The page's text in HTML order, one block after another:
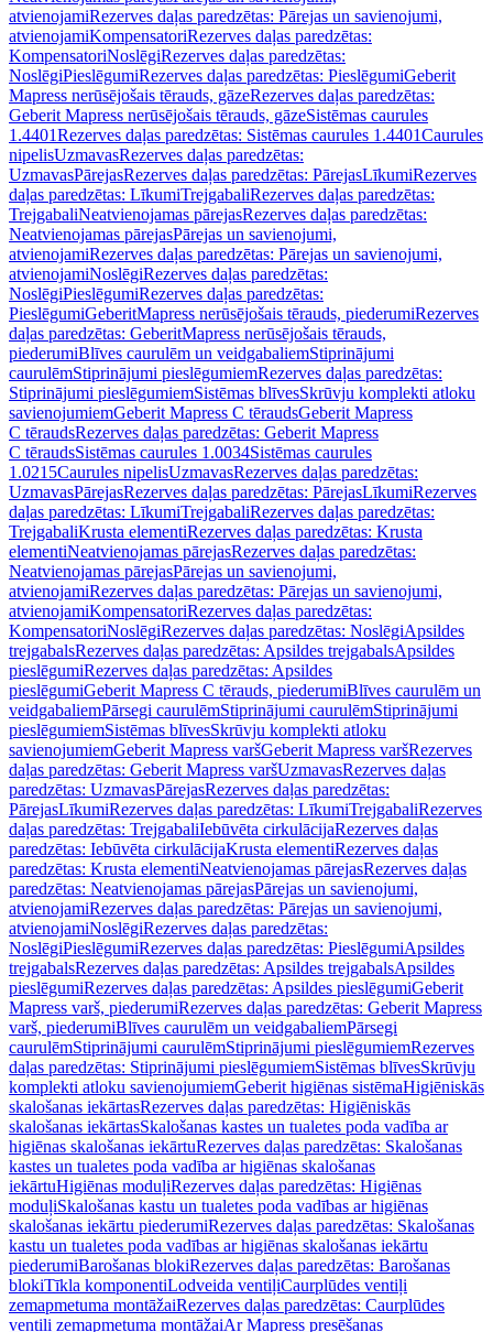
atvienojamiRezerves daļas paredzētas: Pārejas un savienojumi,
atvienojamiKompensatoriRezerves daļas paredzētas:
KompensatoriNoslēgiRezerves daļas paredzētas:
NoslēgiPieslēgumiRezerves daļas paredzētas: PieslēgumiGeberit
Mapress nerūsējošais tērauds, gāzeRezerves daļas paredzētas:
Geberit Mapress nerūsējošais tērauds, gāzeSistēmas caurules
1.4401Rezerves daļas paredzētas: Sistēmas caurules 1.4401Caurules
nipelisUzmavasRezerves daļas paredzētas:
UzmavasPārejasRezerves daļas paredzētas: PārejasLīkumiRezerves
daļas paredzētas: LīkumiTrejgabaliRezerves daļas paredzētas:
TrejgabaliNeatvienojamas pārejasRezerves daļas paredzētas:
Neatvienojamas pārejasPārejas un savienojumi,
atvienojamiRezerves daļas paredzētas: Pārejas un savienojumi,
atvienojamiNoslēgiRezerves daļas paredzētas:
NoslēgiPieslēgumiRezerves daļas paredzētas:
PieslēgumiGeberitMapress nerūsējošais tērauds, piederumiRezerves
daļas paredzētas: GeberitMapress nerūsējošais tērauds,
piederumiBlīves caurulēm un veidgabaliemStiprinājumi
caurulēmStiprinājumi pieslēgumiemRezerves daļas paredzētas:
Stiprinājumi pieslēgumiemSistēmas blīvesSkrūvju komplekti atloku
savienojumiemGeberit Mapress C tēraudsGeberit Mapress
C tēraudsRezerves daļas paredzētas: Geberit Mapress
C tēraudsSistēmas caurules 1.0034Sistēmas caurules
1.0215Caurules nipelisUzmavasRezerves daļas paredzētas:
UzmavasPārejasRezerves daļas paredzētas: PārejasLīkumiRezerves
daļas paredzētas: LīkumiTrejgabaliRezerves daļas paredzētas:
TrejgabaliKrusta elementiRezerves daļas paredzētas: Krusta
elementiNeatvienojamas pārejasRezerves daļas paredzētas:
Neatvienojamas pārejasPārejas un savienojumi,
atvienojamiRezerves daļas paredzētas: Pārejas un savienojumi,
atvienojamiKompensatoriRezerves daļas paredzētas:
KompensatoriNoslēgiRezerves daļas paredzētas: NoslēgiApsildes
trejgabalsRezerves daļas paredzētas: Apsildes trejgabalsApsildes
pieslēgumiRezerves daļas paredzētas: Apsildes
pieslēgumiGeberit Mapress C tērauds, piederumiBlīves caurulēm un
veidgabaliemPārsegi caurulēmStiprinājumi caurulēmStiprinājumi
pieslēgumiemSistēmas blīvesSkrūvju komplekti atloku
savienojumiemGeberit Mapress varšGeberit Mapress varšRezerves
daļas paredzētas: Geberit Mapress varšUzmavasRezerves daļas
paredzētas: UzmavasPārejasRezerves daļas paredzētas:
PārejasLīkumiRezerves daļas paredzētas: LīkumiTrejgabaliRezerves
daļas paredzētas: TrejgabaliIebūvēta cirkulācijaRezerves daļas
paredzētas: Iebūvēta cirkulācijaKrusta elementiRezerves daļas
paredzētas: Krusta elementiNeatvienojamas pārejasRezerves daļas
paredzētas: Neatvienojamas pārejasPārejas un savienojumi,
atvienojamiRezerves daļas paredzētas: Pārejas un savienojumi,
atvienojamiNoslēgiRezerves daļas paredzētas:
NoslēgiPieslēgumiRezerves daļas paredzētas: PieslēgumiApsildes
trejgabalsRezerves daļas paredzētas: Apsildes trejgabalsApsildes
pieslēgumiRezerves daļas paredzētas: Apsildes pieslēgumiGeberit
Mapress varš, piederumiRezerves daļas paredzētas: Geberit Mapress
varš, piederumiBlīves caurulēm un veidgabaliemPārsegi
caurulēmStiprinājumi caurulēmStiprinājumi pieslēgumiemRezerves
daļas paredzētas: Stiprinājumi pieslēgumiemSistēmas blīvesSkrūvju
komplekti atloku savienojumiemGeberit higiēnas sistēmaHigiēniskās
skalošanas iekārtasRezerves daļas paredzētas: Higiēniskās
skalošanas iekārtasSkalošanas kastes un tualetes poda vadība ar
higiēnas skalošanas iekārtuRezerves daļas paredzētas: Skalošanas
kastes un tualetes poda vadība ar higiēnas skalošanas
iekārtuHigiēnas moduļiRezerves daļas paredzētas: Higiēnas
moduļiSkalošanas kastu un tualetes poda vadības ar higiēnas
skalošanas iekārtu piederumiRezerves daļas paredzētas: Skalošanas
kastu un tualetes poda vadības ar higiēnas skalošanas iekārtu
piederumiBarošanas blokiRezerves daļas paredzētas: Barošanas
blokiTīkla komponentiLodveida ventiļiCaurplūdes ventiļi
zemapmetuma montāžaiRezerves daļas paredzētas: Caurplūdes
ventiļi zemapmetuma montāžaiAr Mapress presēšanas